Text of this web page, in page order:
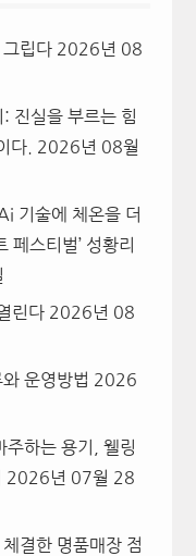
립다 2026년 08
진실을 부르는 힘
다.
2026년 08월
기술에 체온을 더
스티벌’ 성황리
린다 2026년 08
운영방법 2026
주하는 용기, 웰링
2026년 07월 28
결한 명품매장 점